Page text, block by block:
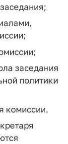
заседания
политики
комиссии.